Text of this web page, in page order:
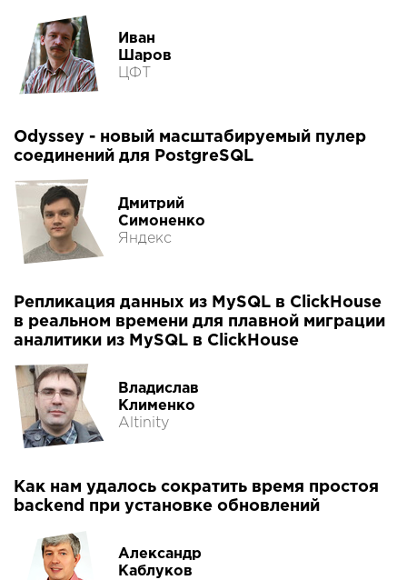
Иван
Шаров
ЦФТ
Odyssey - новый масштабируемый пулер
соединений для PostgreSQL
Дмитрий
Симоненко
Яндекс
Репликация данных из MySQL в ClickHouse
в реальном времени для плавной миграции
аналитики из MySQL в ClickHouse
Владислав
Клименко
Altinity
Как нам удалось сократить время простоя
backend при установке обновлений
Александр
Каблуков